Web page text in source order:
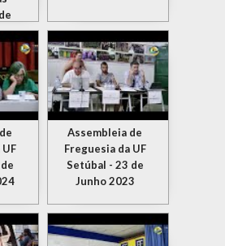
Assembleia de
Freguesia da UF
Setúbal - 23 de
Junho 2023